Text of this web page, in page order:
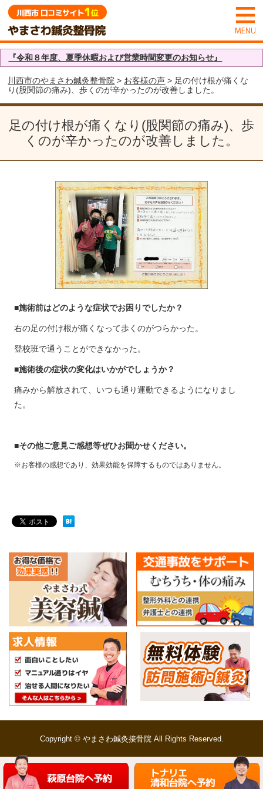
『令和８年度、夏季休暇および営業時間変更のお知らせ』
川西市のやまさわ鍼灸整骨院 > お客様の声 > 足の付け根が痛くな
り(股関節の痛み)、歩くのが辛かったのが改善しました。
足の付け根が痛くなり(股関節の痛み)、歩
くのが辛かったのが改善しました。
■施術前はどのような症状でお困りでしたか？
右の足の付け根が痛くなって歩くのがつらかった。
登校班で通うことができなかった。
■施術後の症状の変化はいかがでしょうか？
痛みから解放されて、いつも通り運動できるようになりまし
た。
■その他ご意見ご感想等ぜひお聞かせください。
※お客様の感想であり、効果効能を保障するものではありません。
Copyright © やまさわ鍼灸接骨院 All Rights Reserved.